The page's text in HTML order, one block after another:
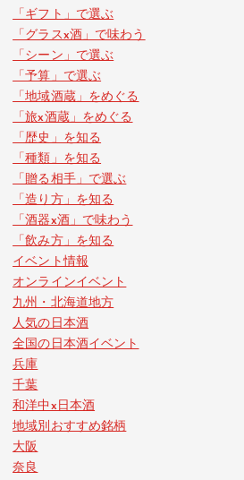
「ギフト」で選ぶ
「グラスx酒」で味わう
「シーン」で選ぶ
「予算」で選ぶ
「地域酒蔵」をめぐる
「旅x酒蔵」をめぐる
「歴史」を知る
「種類」を知る
「贈る相手」で選ぶ
「造り方」を知る
「酒器x酒」で味わう
「飲み方」を知る
イベント情報
オンラインイベント
九州・北海道地方
人気の日本酒
全国の日本酒イベント
兵庫
千葉
和洋中x日本酒
地域別おすすめ銘柄
大阪
奈良